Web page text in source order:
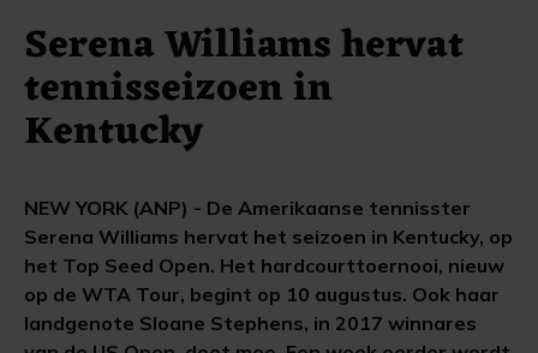
Serena Williams hervat
tennisseizoen in
Kentucky
NEW YORK (ANP) - De Amerikaanse tennisster
Serena Williams hervat het seizoen in Kentucky, op
het Top Seed Open. Het hardcourttoernooi, nieuw
op de WTA Tour, begint op 10 augustus. Ook haar
landgenote Sloane Stephens, in 2017 winnares